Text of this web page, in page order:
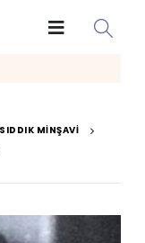
MINŞAVI